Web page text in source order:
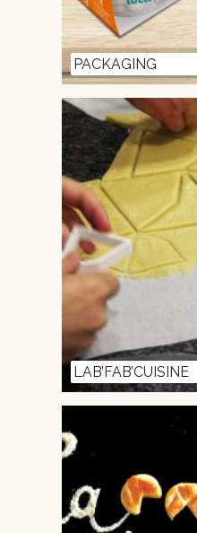
PACKAGING
LAB’FAB’CUISINE